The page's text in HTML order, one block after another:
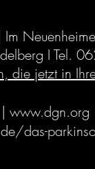
Im
I Tel.
die jetzt in
| www.dgn.org
das-